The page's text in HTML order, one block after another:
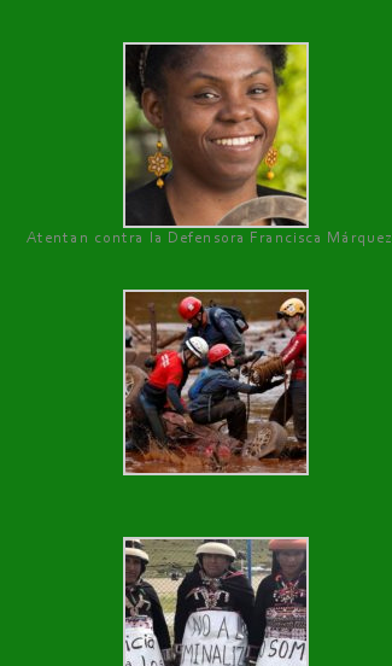
Atentan contra la Defensora Francisca Márquez